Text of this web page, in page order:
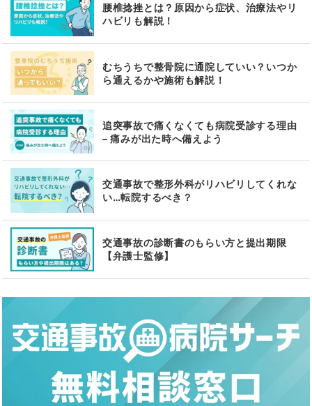
腰椎捻挫とは？原因から症状、治療法やリ
ハビリも解説！
むちうちで整骨院に通院していい？いつか
ら通えるかや施術も解説！
追突事故で痛くなくても病院受診する理由
– 痛みが出た時へ備えよう
交通事故で整形外科がリハビリしてくれな
い…転院するべき？
交通事故の診断書のもらい方と提出期限
【弁護士監修】